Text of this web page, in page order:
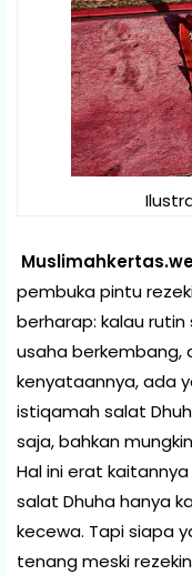
pembuka pintu
berharap: kalau rutin
usaha berkembang,
kenyataannya, ada
istiqamah salat
saja, bahkan
Hal ini erat
salat Dhuha hanya
kecewa. Tapi siapa
tenang meski